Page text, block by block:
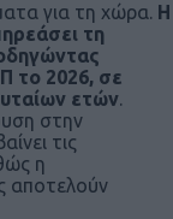
για τη χώρα. Η
τη
το 2026, σε
ετών.
στην
τις
η
αποτελούν